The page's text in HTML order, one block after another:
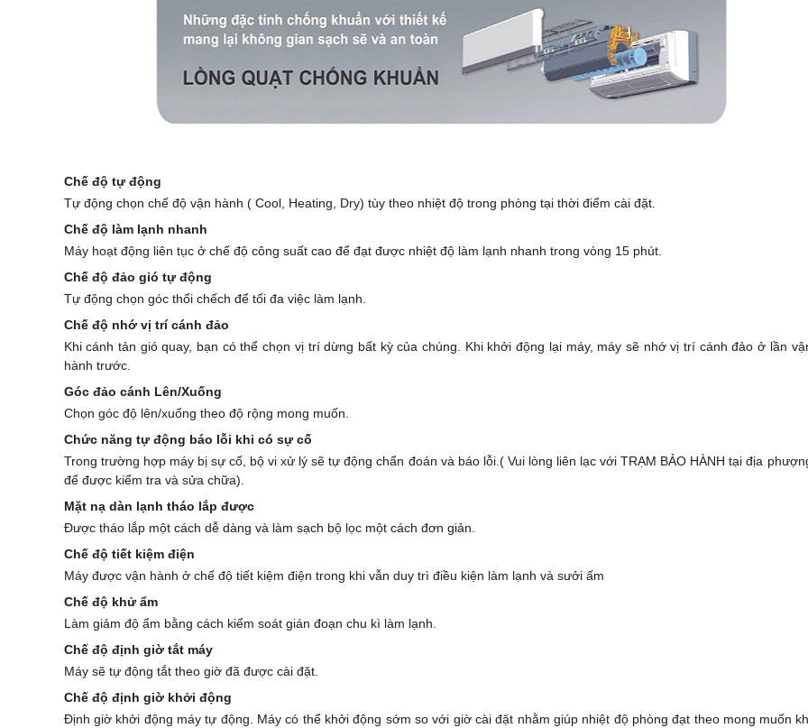
Chế độ tự động
Tự động chọn chế độ vận hành ( Cool, Heating, Dry) tùy theo nhiệt độ trong phòng tại thời điểm cài đặt.
Chế độ làm lạnh nhanh
Máy hoạt động liên tục ở chế độ công suất cao để đạt được nhiệt độ làm lạnh nhanh trong vòng 15 phút.
Chế độ đảo gió tự động
Tự động chọn góc thổi chếch để tối đa việc làm lạnh.
Chế độ nhớ vị trí cánh đảo
Khi cánh tản gió quay, bạn có thể chọn vị trí dừng bất kỳ của chúng. Khi khởi động lại máy, máy sẽ nhớ vị trí cánh đảo ở lần
hành trước.
Góc đảo cánh Lên/Xuống
Chọn góc độ lên/xuống theo độ rộng mong muốn.
Chức năng tự động báo lỗi khi có sự cố
Trong trường hợp máy bị sự cố, bộ vi xử lý sẽ tự động chẩn đoán và báo lỗi.( Vui lòng liên lạc với TRẠM BẢO HÀNH tại địa
để được kiểm tra và sửa chữa).
Mặt nạ dàn lạnh tháo lắp được
Được tháo lắp một cách dễ dàng và làm sạch bộ lọc một cách đơn giản.
Chế độ tiết kiệm điện
Máy được vận hành ở chế độ tiết kiệm điện trong khi vẫn duy trì điều kiện làm lạnh và sưởi ấm
Chế độ khử ẩm
Làm giảm độ ẩm bằng cách kiểm soát gián đoạn chu kì làm lạnh.
Chế độ định giờ tắt máy
Máy sẽ tự động tắt theo giờ đã được cài đặt.
Chế độ định giờ khởi động
Định giờ khởi động máy tự động. Máy có thể khởi động sớm so với giờ cài đặt nhằm giúp nhiệt độ phòng đạt theo mong muốn